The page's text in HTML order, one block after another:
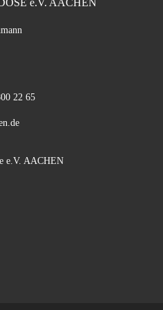
e.V. AACHEN
22 65